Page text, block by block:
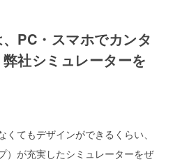
PC・スマホでカンタ
社シミュレーターを
てもデザインができるくらい、
）が充実したシミュレーターをぜ